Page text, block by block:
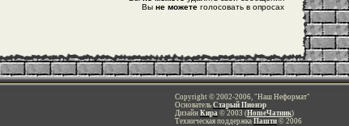
Вы не можетеголосовать в опросах
Copyright © 2002-2006, "Наш Неформат"
Основатель Старый Пионэр
Дизайн Кира © 2003 (HomeЧатник)
Техническая поддержка Пашти © 2006